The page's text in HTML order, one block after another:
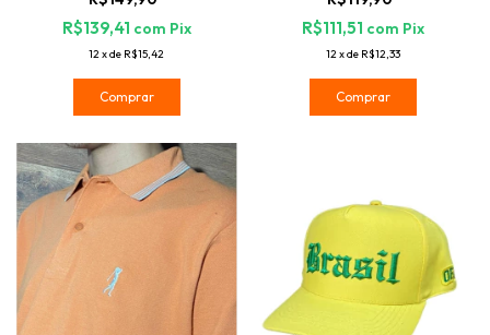
R$139,41 com Pix
12xde R$15,42
Comprar
R$111,51 com Pix
12 xde R$12,33
Comprar